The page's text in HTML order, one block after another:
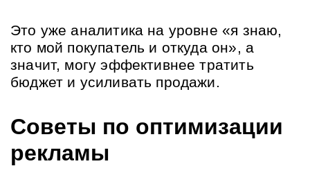
Это уже аналитика на уровне «я знаю,
кто мой покупатель и откуда он», а
значит, могу эффективнее тратить
бюджет и усиливать продажи.
Советы по оптимизации
рекламы